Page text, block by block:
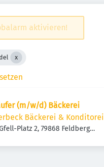
aktivieren!
(m/w/d) Bäckerei
Bäckerei & Konditorei
Platz 2, 79868 Feldberg